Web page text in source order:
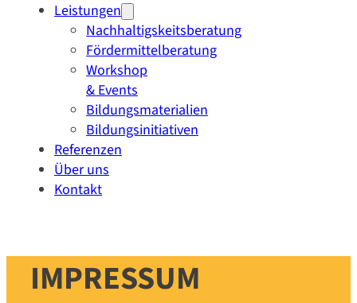
Leistungen
Nachhaltigskeitsberatung
Fördermittelberatung
Workshop
& Events
Bildungsmaterialien
Bildungsinitiativen
Referenzen
Über uns
Kontakt
IMPRESSUM